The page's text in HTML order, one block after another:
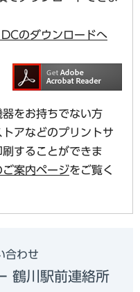
のダウンロードへ
をお持ちでない方
アなどのプリントサ
することができま
案内ページをご覧く
合わせ
鶴川駅前連絡所